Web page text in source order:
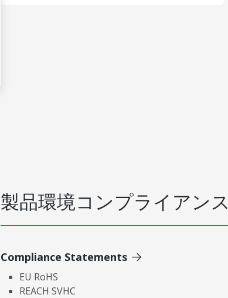
製品環境コンプライアンス
Compliance Statements
EU RoHS
REACH SVHC